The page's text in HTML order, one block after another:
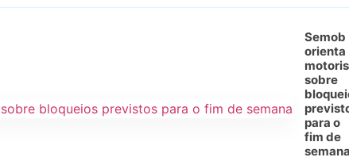
Semob
orienta
sobre
para o
fim de
semana